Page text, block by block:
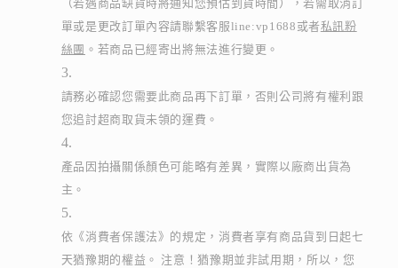
（若遇商品缺貨時將通知您預估到貨時間），若需取消訂
單或是更改訂單內容請聯繫客服line:vp1688或者私訊粉
絲團 。若商品已經寄出將無法進行變更。
請務必確認您需要此商品再下訂單，否則公司將有權利跟
您追討超商取貨未領的運費。
產品因拍攝關係顏色可能略有差異，實際以廠商出貨為
主。
依《消費者保護法》的規定，消費者享有商品貨到日起七
天猶豫期的權益。 注意！猶豫期並非試用期，所以，您